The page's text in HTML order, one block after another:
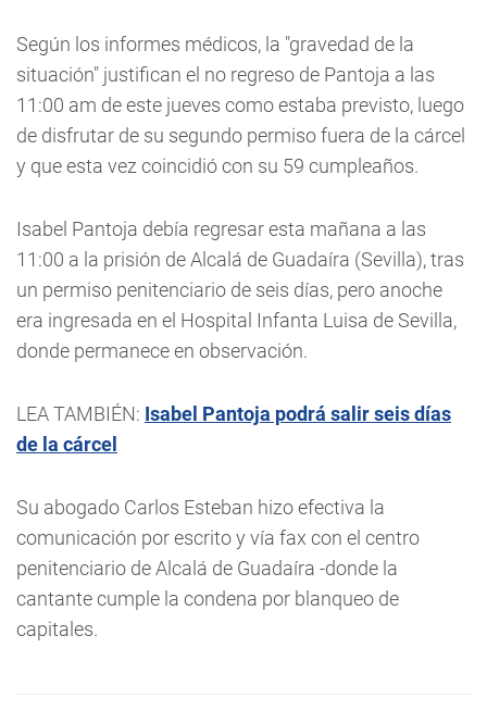
Según los informes médicos, la "gravedad de la
situación" justifican el no regreso de Pantoja a las
11:00 am de este jueves como estaba previsto, luego
de disfrutar de su segundo permiso fuera de la cárcel
y que esta vez coincidió con su 59 cumpleaños.
Isabel Pantoja debía regresar esta mañana a las
11:00 a la prisión de Alcalá de Guadaíra (Sevilla), tras
un permiso penitenciario de seis días, pero anoche
era ingresada en el Hospital Infanta Luisa de Sevilla,
donde permanece en observación.
LEA TAMBIÉN: Isabel Pantoja podrá salir seis días
de la cárcel
Su abogado Carlos Esteban hizo efectiva la
comunicación por escrito y vía fax con el centro
penitenciario de Alcalá de Guadaíra -donde la
cantante cumple la condena por blanqueo de
capitales.